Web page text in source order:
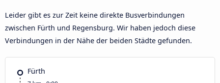
Leider gibt es zur Zeit keine direkte Busverbindungen
zwischen Fürth und Regensburg. Wir haben jedoch diese
Verbindungen in der Nähe der beiden Städte gefunden.
Fürth